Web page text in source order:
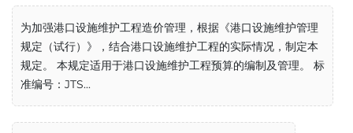
为加强港口设施维护工程造价管理，根据《港口设施维护管理
规定（试行）》，结合港口设施维护工程的实际情况，制定本
规定。 本规定适用于港口设施维护工程预算的编制及管理。 标
准编号：JTS...